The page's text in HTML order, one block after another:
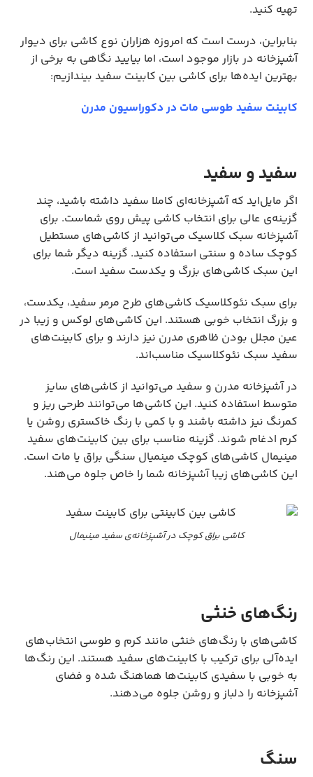
تهیه کنید.
بنابراین، درست است که امروزه هزاران نوع کاشی برای دیوار
آشپزخانه در بازار موجود است، اما بیایید نگاهی به برخی از
بهترین ایده‌ها برای کاشی بین کابینت سفید بیندازیم:
کابینت سفید طوسی مات در دکوراسیون مدرن
سفید و سفید
اگر مایل‌اید که آشپزخانه‌ای کاملا سفید داشته باشید، چند
گزینه‌ی عالی برای انتخاب کاشی پیش روی شماست. برای
آشپزخانه سبک کلاسیک می‌توانید از کاشی‌های مستطیل
کوچک ساده و سنتی استفاده کنید. گزینه دیگر شما برای
این سبک کاشی‌های بزرگ و یکدست سفید است.
برای سبک نئوکلاسیک کاشی‌های طرح مرمر سفید، یکدست،
و بزرگ انتخاب خوبی هستند. این کاشی‌های لوکس و زیبا در
عین مجلل بودن ظاهری مدرن نیز دارند و برای کابینت‌های
سفید سبک نئوکلاسیک مناسب‌اند.
در آشپزخانه مدرن و سفید می‌توانید از کاشی‌های سایز
متوسط استفاده کنید. این کاشی‌ها می‌توانند طرحی ریز و
کمرنگ نیز داشته باشند و با کمی با رنگ خاکستری روشن یا
کرم ادغام شوند. گزینه مناسب برای بین کابینت‌های سفید
مینیمال کاشی‌های کوچک مینمیال سنگی براق یا مات است.
این کاشی‌های زیبا آشپزخانه شما را خاص جلوه می‌هند.
کاشی براق کوچک در آشپزخانه‌ی سفید مینیمال
رنگ‌های خنثی
کاشی‌های با رنگ‌های خنثی مانند کرم و طوسی انتخاب‌های
ایده‌آلی برای ترکیب با کابینت‌های سفید هستند. این رنگ‌ها
به خوبی با سفیدی کابینت‌ها هماهنگ شده و فضای
آشپزخانه را دلباز و روشن جلوه می‌دهند.
سنگ